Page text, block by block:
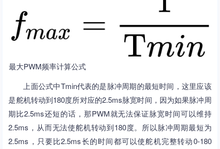
最大PWM频率计算公式
上面公式中Tmin代表的是脉冲周期的最短时间，这里应该
是舵机转动到180度所对应的2.5ms脉宽时间，因为如果脉冲周
期比2.5ms还短的话，那PWM就无法保证脉宽时间可以维持
2.5ms，从而无法使舵机转动到180度。所以脉冲周期最短为
2.5ms，只要比2.5ms长的时间都可以使舵机完整转动0-180